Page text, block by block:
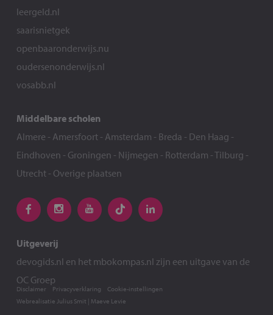
leergeld.nl
saarisnietgek
openbaaronderwijs.nu
oudersenonderwijs.nl
vosabb.nl
Middelbare scholen
Almere - Amersfoort- Amsterdam - Breda - Den Haag -
Eindhoven - Groningen - Nijmegen - Rotterdam -Tilburg -
Utrecht- Overige plaatsen
Uitgeverij
devogids.nl en het mbokompas.nl zijn een uitgave van de
OC Groep
Webrealisatie Julius Smit | Maeve Levie
Disclaimer Privacyverklaring Cookie-instellingen